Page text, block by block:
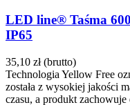
LED line® Taśma
IP65
35,10 zł (brutto)
Technologia Yellow Free
została z wysokiej jakości
czasu, a produkt